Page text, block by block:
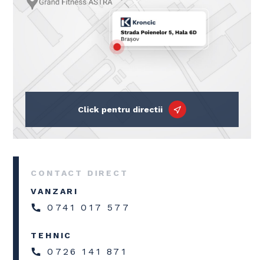
Click pentru directii
CONTACT DIRECT
VANZARI
0741 017 577
TEHNIC
0726 141 871